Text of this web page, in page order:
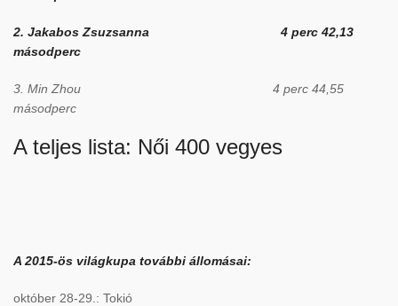
2. Jakabos Zsuzsanna 4 perc 42,13
másodperc
3. Min Zhou 4 perc 44,55
másodperc
A teljes lista: Női 400 vegyes
A 2015-ös világkupa további állomásai:
október 28-29.: Tokió